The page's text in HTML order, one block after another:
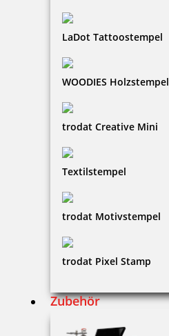
LaDot Tattoostempel
WOODIES Holzstempel
trodat Creative Mini
Textilstempel
trodat Motivstempel
trodat Pixel Stamp
Zubehör